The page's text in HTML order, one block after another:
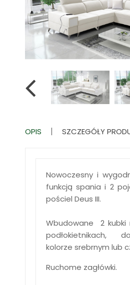
OPIS SZCZEGÓŁY
Nowoczesny i
funkcją spania i 2
pościel Deus III.
Wbudowane 2 kubki
podłokietnikach,
kolorze srebrnym lub
Ruchome zagłówki.